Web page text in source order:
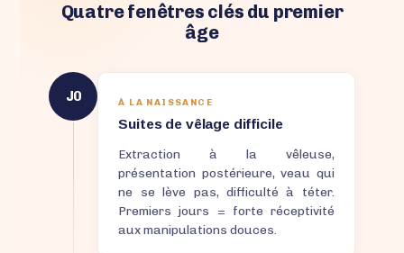
Quatre fenêtres clés du premier
âge
J0 À LA NAISSANCE
Suites de vêlage difficile
Extraction à la vêleuse,
présentation postérieure, veau qui
ne se lève pas, difficulté à téter.
Premiers jours = forte réceptivité
aux manipulations douces.